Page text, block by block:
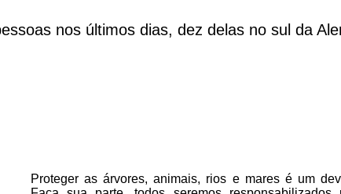
nos últimos dias, dez delas no sul da
Proteger as árvores, animais, rios e mares é um